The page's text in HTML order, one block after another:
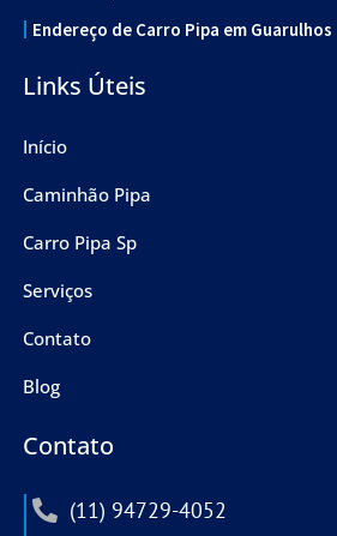
Endereço de Carro Pipa em Guarulhos
Links Úteis
Início
Caminhão Pipa
Carro Pipa Sp
Serviços
Contato
Blog
Contato
(11) 94729-4052